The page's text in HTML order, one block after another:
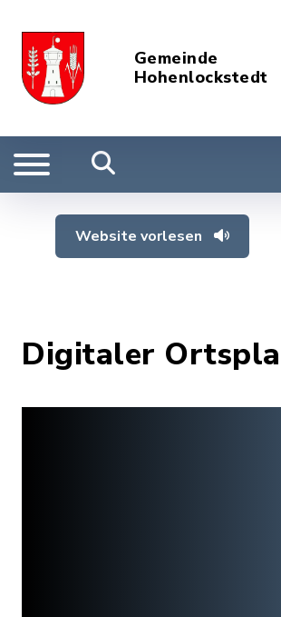
Gemeinde
Hohenlockstedt
Website vorlesen
Digitaler